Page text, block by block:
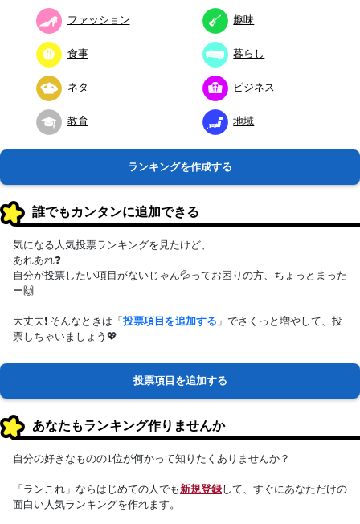
ファッション 趣味
食事 暮らし
ネタ ビジネス
教育 地域
ランキングを作成する
誰でもカンタンに追加できる
気になる人気投票ランキングを見たけど、
あれあれ❓
自分が投票したい項目がないじゃん💦ってお困りの方、ちょっとまった
ー🙌
大丈夫❗ そんなときは「投票項目を追加する 」でさくっと増やして、投
票しちゃいましょう💖
投票項目を追加する
あなたもランキング作りませんか
自分の好きなものの1位が何かって知りたくありませんか？
「ランこれ」ならはじめての人でも新規登録して、すぐにあなただけの
面白い人気ランキングを作れます。